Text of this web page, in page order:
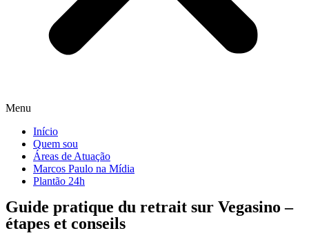
Menu
Início
Quem sou
Áreas de Atuação
Marcos Paulo na Mídia
Plantão 24h
Guide pratique du retrait sur Vegasino –
étapes et conseils